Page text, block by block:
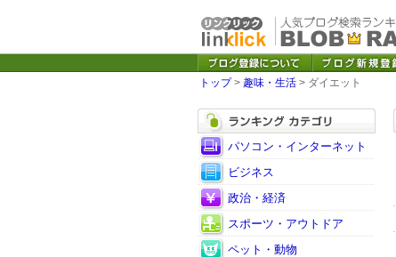
トップ> 趣味・生活 > ダイエット
パソコン・インターネット
ビジネス
政治・経済
スポーツ・アウトドア
ペット・動物